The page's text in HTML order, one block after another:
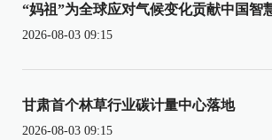
“妈祖”为全球应对气候变化贡献中国智
2026-08-03 09:15
甘肃首个林草行业碳计量中心落地
2026-08-03 09:15